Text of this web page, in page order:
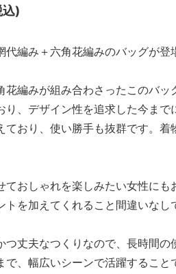
)
代編み＋六角花編みのバッグが登
花編みが組み合わさったこのバ
り、デザイン性を追求した今ま
ており、使い勝手も抜群です。
ておしゃれを楽しみたい女性に
トを加えてくれること間違いなし
つ丈夫なつくりなので、長時間
で、幅広いシーンで活躍するこ